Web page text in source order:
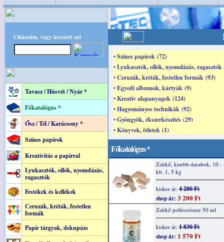
Cikkszám, vagy keresett szó
Tavasz / Húsvét / Nyár *
Főkatalógus *
Ősz / Tél / Karácsony *
Színes papírok
Kreatívitás a papírral
Lyukasztók, ollók, nyomdázás,
ragasztók
Festékek és kellékek
Ceruzák, kréták, festetlen
formák
Papír tárgyak, dekupázs
• Színes papírok (72)
• Lyukasztók, ollók, nyomdázás, ragasztók
• Ceruzák, kréták, festetlen formák (93)
• Egyedi albumok, kártyák (9)
• Kreatív alapanyagok (124)
• Hagyományos technikák (92)
• Gyöngyök, ékszerkészítés (29)
• Könyvek, ötletek (1)
Főkatalógus *
Zsírkő, kisebb darabok, 10 -
kb. 1, 5 kg
kisker ár: 4 280 Ft
shop ár: 3 200 Ft
Zsírkő polírozószer 50 ml
kisker ár: 1 830 Ft
shop ár: 1 570 Ft